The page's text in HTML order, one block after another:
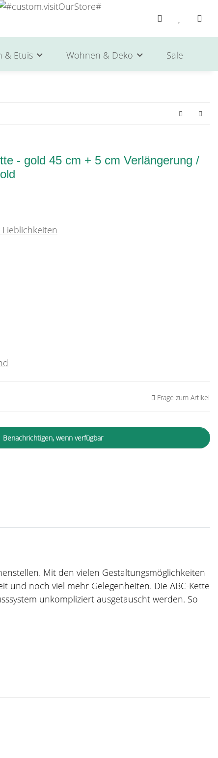
& Etuis Wohnen & Deko Sale
- gold 45 cm + 5 cm Verlängerung /
Frage zum Artikel
Benachrichtigen, wenn verfügbar
Mit den vielen Gestaltungsmöglichkeiten
und noch viel mehr Gelegenheiten. Die ABC-Kette
unkompliziert ausgetauscht werden. So